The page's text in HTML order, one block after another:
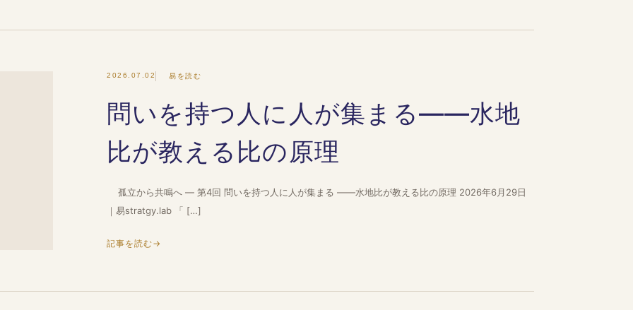
2026.07.02 易を読む
問いを持つ人に人が集まる——水地
比が教える比の原理
孤立から共鳴へ ― 第4回 問いを持つ人に人が集まる ——水地比が教える比の原理 2026年6月29日
｜易stratgy.lab 「 […]
記事を読む→